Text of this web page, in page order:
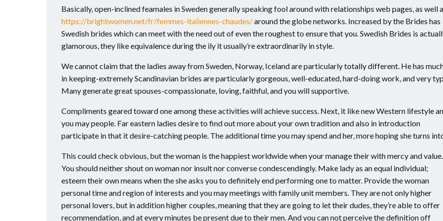
Basically, open-inclined feamales in Sweden generally speaking fool around with relationships web pages, as well
https://brightwomen.net/fr/femmes-italiennes-chaudes/around the globe networks. Increased by the Brides has
Swedish brides which can meet with the need out of even the roughest to ensure that you. Swedish Brides is
glamorous, they like equivalence during the ily it usually’re extraordinarily in style.
We cannot claim that the ladies away from Sweden, Norway, Iceland are particularly totally different. He has
in keeping-extremely Scandinavian brides are particularly gorgeous, well-educated, hard-doing work, and very
Many generate great spouses-compassionate, loving, faithful, and you will supportive.
Compliments geared toward one among these activities will achieve success. Next, it like new Western lifestyle
you may people. Far eastern ladies desire to find out more about your own tradition and also in introduction
participate in that it desire-catching people. The additional time you may spend and her, more hoping she turns
This could check obvious, but the woman is the happiest worldwide when your manage their with mercy and value.
You should neither shout on woman nor insult nor converse condescendingly. Make lady as an equal individual;
esteem their own means when the she asks you to definitely end performing one to matter. Provide the woman
personal time and region of interests and you may meetings with family unit members. They are not only higher
personal lovers, but in addition higher couples, meaning that they are going to let their dudes, they’re able to offer
recommendation, and at every minutes be present due to their men. And you can not perceive the definition off